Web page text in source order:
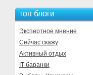
топ блоги
Экспертное мнение
Сейчас скажу
Активный отдых
IT-баранки